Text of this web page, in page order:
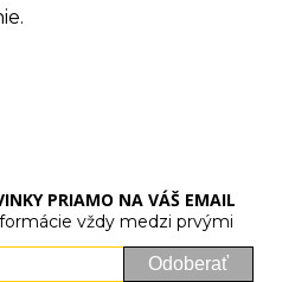
PRIAMO NA VÁŠ EMAIL
vždy medzi prvými
Odoberať